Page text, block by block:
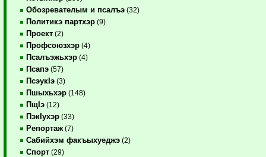
Обозревателым и псалъэ (32)
Политикэ партхэр (9)
Проект (2)
Профсоюзхэр (4)
Псалъэжьхэр (4)
Псапэ (57)
ПсэукIэ (3)
Пшыхьхэр (148)
ПщIэ (12)
ПэкIухэр (33)
Репортаж (7)
Сабийхэм факъыхуеджэ (2)
Спорт (29)